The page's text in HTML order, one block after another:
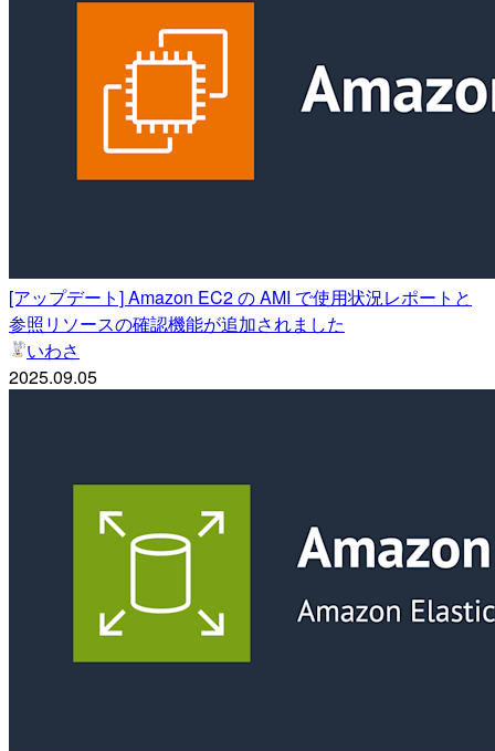
[アップデート] Amazon EC2 の AMI で使用状況レポートと
参照リソースの確認機能が追加されました
いわさ
2025.09.05